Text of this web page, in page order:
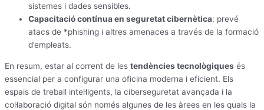
sistemes i dades sensibles.
Capacitació contínua en seguretat cibernètica: prevé
atacs de *phishing i altres amenaces a través de la formació
d’empleats.
En resum, estar al corrent de les tendències tecnològiques és
essencial per a configurar una oficina moderna i eficient. Els
espais de treball intel·ligents, la ciberseguretat avançada i la
col·laboració digital són només algunes de les àrees en les quals la